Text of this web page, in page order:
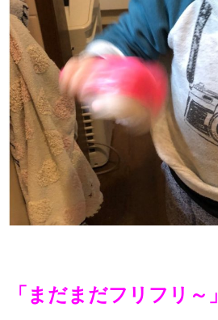
「まだまだフリフリ～」